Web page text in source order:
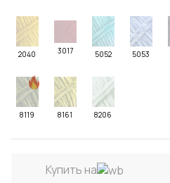
2040 3017 5052 5053
8119 8161 8206
Купить на